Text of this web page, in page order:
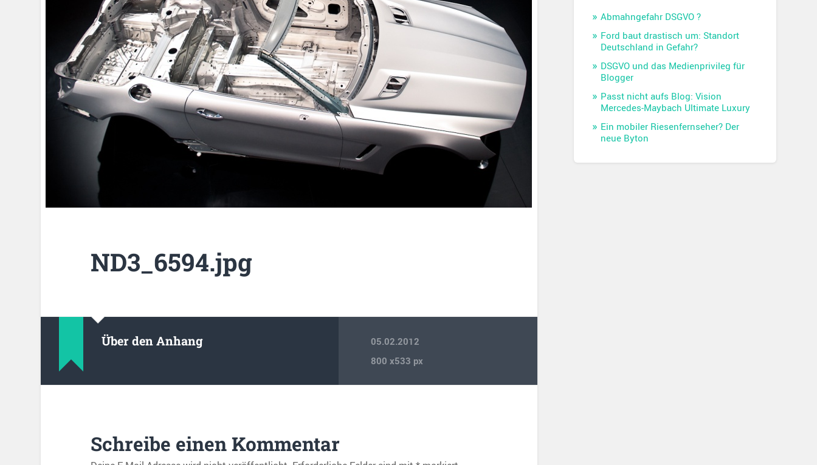
ND3_6594.jpg
Über den Anhang
05.02.2012
800x533 px
Schreibe einen Kommentar
Abmahngefahr DSGVO ?
Ford baut drastisch um: Standort
Deutschland in Gefahr?
DSGVO und das Medienprivileg für
Blogger
Passt nicht aufs Blog: Vision
Mercedes-Maybach Ultimate Luxury
Ein mobiler Riesenfernseher? Der
neue Byton